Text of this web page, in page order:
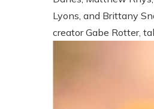
Lyons, and Brittany
creator Gabe Rotter,